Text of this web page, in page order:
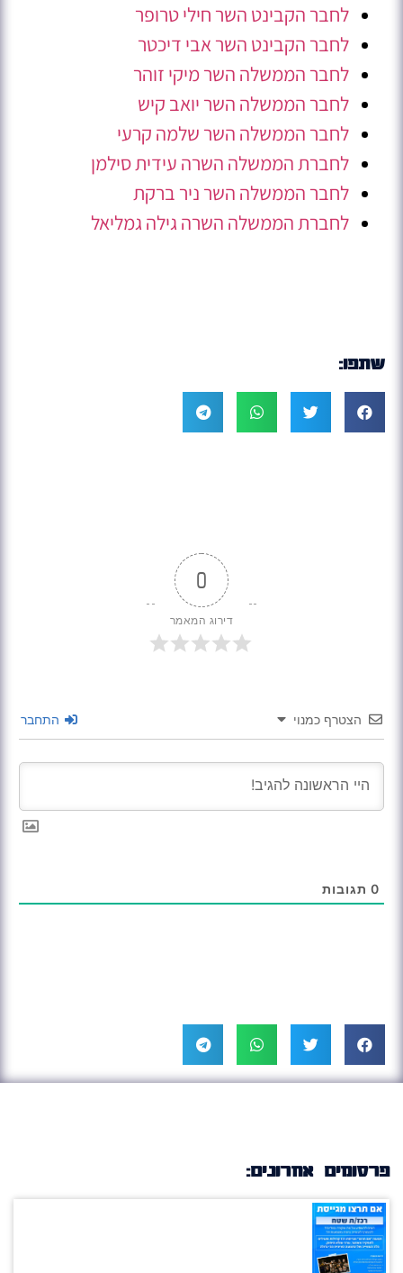
לחבר הקבינט השר חילי טרופר
לחבר הקבינט השר אבי דיכטר
לחבר הממשלה השר מיקי זוהר
לחבר הממשלה השר יואב קיש
לחבר הממשלה השר שלמה קרעי
לחברת הממשלה השרה עידית סילמן
לחבר הממשלה השר ניר ברקת
לחברת הממשלה השרה גילה גמליאל
שתפו:
0
דירוג המאמר
הצטרף כמנוי התחבר
0 תגובות
פרסומים אחרונים: